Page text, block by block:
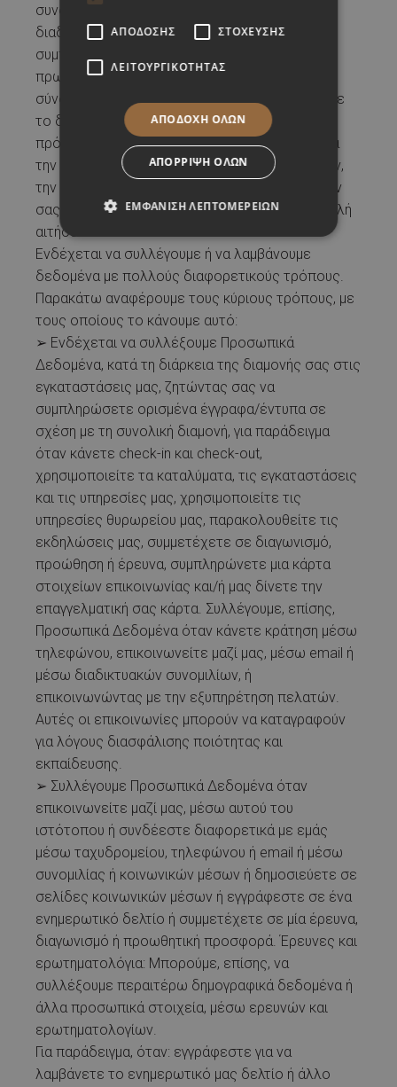
συνδεσιμότητας και της διαμόρφωσης, τη
διαδικασία άφιξης σας και τη διευκόλυνση,
συμπεριλαμβανομένης της διεύθυνσης
πρωτοκόλλου (IP) που χρησιμοποιείται για τη
σύνδεση του υπολογιστή ή της συσκευής σας με
το διαδίκτυο, όπως κατά την εγγραφή, την
πρόσβαση στο λογαριασμό ή το προφίλ σας για
την εκτέλεση εντολών πληρωμής λογαριασμών,
την ηλεκτρονική επικαιροποίηση των στοιχείων
σας, τη δήλωση βλαβών στο δίκτυο, την υποβολή
αιτήσεων κλπ.
Ενδέχεται να συλλέγουμε ή να λαμβάνουμε
δεδομένα με πολλούς διαφορετικούς τρόπους.
Παρακάτω αναφέρουμε τους κύριους τρόπους, με
τους οποίους το κάνουμε αυτό:
➢ Ενδέχεται να συλλέξουμε Προσωπικά
Δεδομένα, κατά τη διάρκεια της διαμονής σας στις
εγκαταστάσεις μας, ζητώντας σας να
συμπληρώσετε ορισμένα έγγραφα/έντυπα σε
σχέση με τη συνολική διαμονή, για παράδειγμα
όταν κάνετε check-in και check-out,
χρησιμοποιείτε τα καταλύματα, τις εγκαταστάσεις
και τις υπηρεσίες μας, χρησιμοποιείτε τις
υπηρεσίες θυρωρείου μας, παρακολουθείτε τις
εκδηλώσεις μας, συμμετέχετε σε διαγωνισμό,
προώθηση ή έρευνα, συμπληρώνετε μια κάρτα
στοιχείων επικοινωνίας και/ή μας δίνετε την
επαγγελματική σας κάρτα. Συλλέγουμε, επίσης,
Προσωπικά Δεδομένα όταν κάνετε κράτηση μέσω
τηλεφώνου, επικοινωνείτε μαζί μας, μέσω email ή
μέσω διαδικτυακών συνομιλίων, ή
επικοινωνώντας με την εξυπηρέτηση πελατών.
Αυτές οι επικοινωνίες μπορούν να καταγραφούν
για λόγους διασφάλισης ποιότητας και
εκπαίδευσης.
➢ Συλλέγουμε Προσωπικά Δεδομένα όταν
επικοινωνείτε μαζί μας, μέσω αυτού του
ιστότοπου ή συνδέεστε διαφορετικά με εμάς
μέσω ταχυδρομείου, τηλεφώνου ή email ή μέσω
συνομιλίας ή κοινωνικών μέσων ή δημοσιεύετε σε
σελίδες κοινωνικών μέσων ή εγγράφεστε σε ένα
ενημερωτικό δελτίο ή συμμετέχετε σε μία έρευνα,
διαγωνισμό ή προωθητική προσφορά. Έρευνες και
ερωτηματολόγια: Μπορούμε, επίσης, να
συλλέξουμε περαιτέρω δημογραφικά δεδομένα ή
άλλα προσωπικά στοιχεία, μέσω ερευνών και
ερωτηματολογίων.
Για παράδειγμα, όταν: εγγράφεστε για να
λαμβάνετε το ενημερωτικό μας δελτίο ή άλλο
ΑΠΌΔΟΣΗΣ ΣΤΌΧΕΥΣΗΣ
ΛΕΙΤΟΥΡΓΙΚΌΤΗΤΑΣ
ΑΠΟΔΟΧΉ ΌΛΩΝ
ΑΠΌΡΡΙΨΗ ΌΛΩΝ
ΕΜΦΆΝΙΣΗ ΛΕΠΤΟΜΕΡΕΙΏΝ